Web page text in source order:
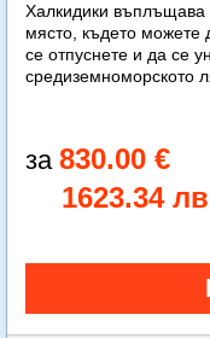
Халкидики въплъщава
място, където можете
се отпуснете и да се
средиземноморското
830.00 €
1623.34 лв